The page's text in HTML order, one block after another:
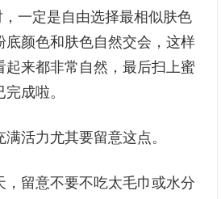
一定是自由选择最相似肤色
底颜色和肤色自然交会，这样
起来都非常自然，最后扫上蜜
成啦。
活力尤其要留意这点。
，留意不要不吃太毛巾或水分